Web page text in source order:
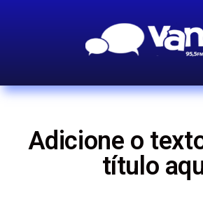
Adicione o
título